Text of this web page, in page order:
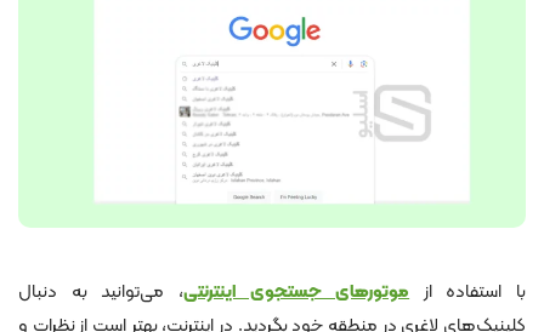
با استفاده ازموتورهای جستجوی اینترنتی، می‌توانید به دنبال
کلینیک‌های لاغری در منطقه خود بگردید. در اینترنت، بهتر است از نظرات و